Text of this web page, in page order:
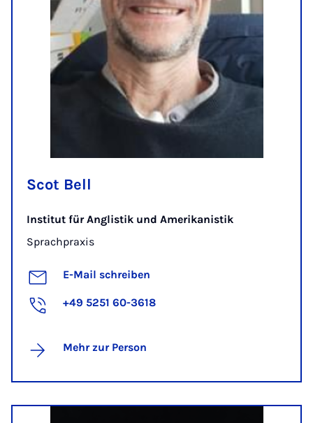
Scot Bell
Institut für Anglistik und Amerikanistik
Sprachpraxis
E-Mail schreiben
+49 5251 60-3618
Mehr zur Person